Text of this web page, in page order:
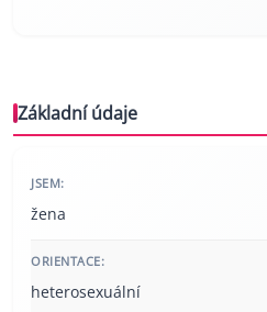
Základní údaje
JSEM:
žena
ORIENTACE:
heterosexuální